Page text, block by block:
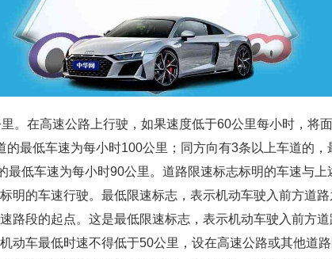
。在高速公路上行驶，如果速度低于60公里每小时，将
的最低车速为每小时100公里；同方向有3条以上车道的，
最低车速为每小时90公里。道路限速标志标明的车速与上
明的车速行驶。最低限速标志，表示机动车驶入前方道
路段的起点。这是最低限速标志，表示机动车驶入前方
动车最低时速不得低于50公里，设在高速公路或其他道